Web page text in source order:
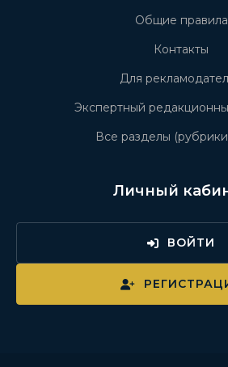
Общие правила
Контакты
Для
Экспертный
Все разделы
Личный
ВОЙТИ